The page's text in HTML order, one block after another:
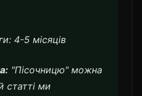
4-5 місяців
"Пісочницю" можна
статті ми